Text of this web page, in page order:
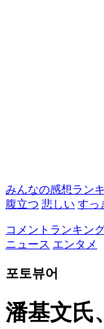
みんなの感想ラン
腹立つ 悲しい すっ
コメントランキン
ニュース エンタメ
포토뷰어
潘基文氏